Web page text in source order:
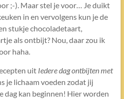
;-). Maar stel je voor… Je duikt
in en vervolgens kun je de
stukje chocoladetaart,
als ontbijt? Nou, daar zou ik
haha.
uit Iedere dag ontbijten met
je lichaam voeden zodat jij
dag kan beginnen! Hier worden